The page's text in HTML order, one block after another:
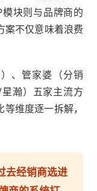
块则与品牌商的
案不仅意味着浪费
、管家婆（分销
瀚）五家主流方
维度逐一拆解，
去经销商选进